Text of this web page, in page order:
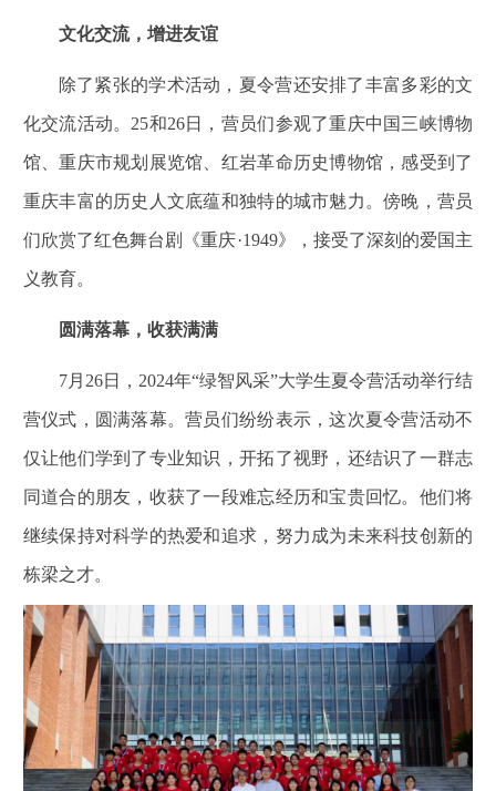
文化交流，增进友谊
除了紧张的学术活动，夏令营还安排了丰富多彩的文
化交流活动。 25和26日，营员们参观了重庆中国三峡博物
馆、重庆市规划展览馆、红岩革命历史博物馆，感受到了
重庆丰富的历史人文底蕴和独特的城市魅力。傍晚，营员
们欣赏了红色舞台剧《重庆·1949》，接受了深刻的爱国主
义教育。
圆满落幕，收获满满
7月26日，2024年“绿智风采”大学生夏令营活动举行结
营仪式，圆满落幕。营员们纷纷表示，这次夏令营活动不
仅让他们学到了专业知识，开拓了视野，还结识了一群志
同道合的朋友，收获了一段难忘经历和宝贵回忆。他们将
继续保持对科学的热爱和追求，努力成为未来科技创新的
栋梁之才。